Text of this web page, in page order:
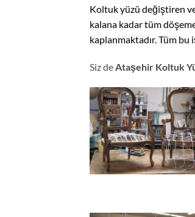
Koltuk yüzü değiştiren
kalana kadar tüm
kaplanmaktadır. Tüm bu
Siz deAtaşehir Koltuk